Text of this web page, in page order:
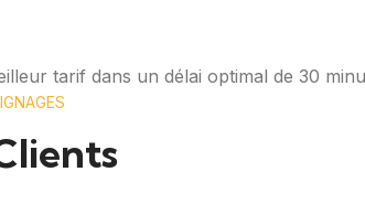
tarif dans un délai optimal de 30